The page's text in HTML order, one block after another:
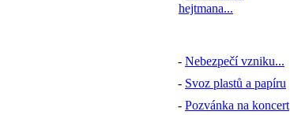
hejtmana...
- Nebezpečí vzniku...
- Svoz plastů a papíru
- Pozvánka na koncert